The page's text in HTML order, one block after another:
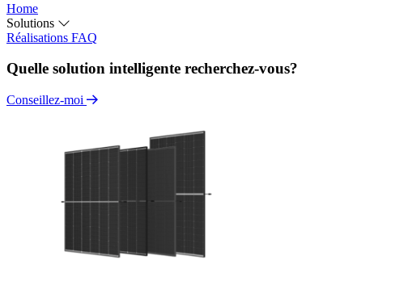
Home
Solutions
Réalisations FAQ
Quelle solution intelligente recherchez-vous?
Conseillez-moi